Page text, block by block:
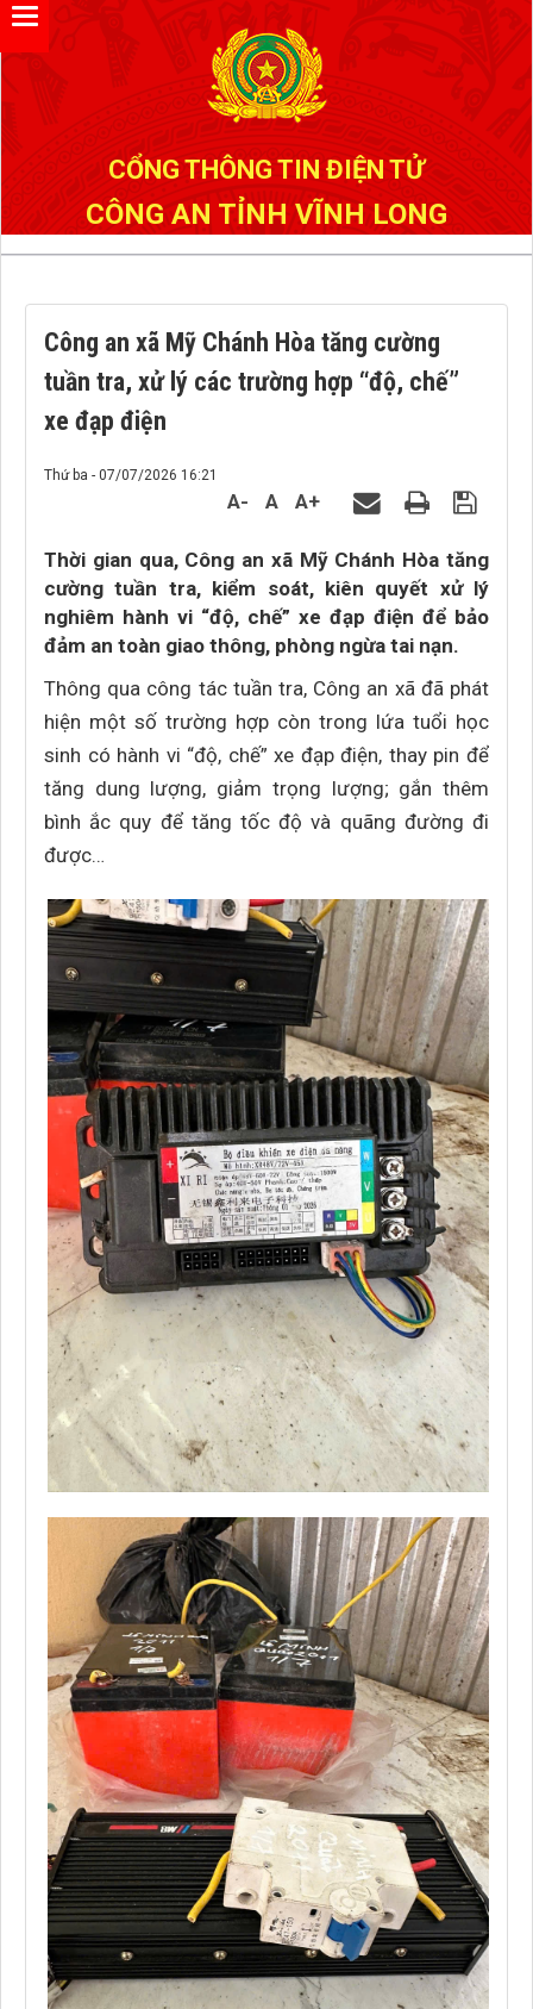
CỔNG THÔNG TIN ĐIỆN TỬ
CÔNG AN TỈNH VĨNH LONG
Công an xã Mỹ Chánh Hòa tăng cường
tuần tra, xử lý các trường hợp “độ, chế”
xe đạp điện
Thứ ba - 07/07/2026 16:21
A- A A+
Thời gian qua, Công an xã Mỹ Chánh Hòa tăng
cường tuần tra, kiểm soát, kiên quyết xử lý
nghiêm hành vi “độ, chế” xe đạp điện để bảo
đảm an toàn giao thông, phòng ngừa tai nạn.
Thông qua công tác tuần tra, Công an xã đã phát
hiện một số trường hợp còn trong lứa tuổi học
sinh có hành vi “độ, chế” xe đạp điện, thay pin để
tăng dung lượng, giảm trọng lượng; gắn thêm
bình ắc quy để tăng tốc độ và quãng đường đi
được…